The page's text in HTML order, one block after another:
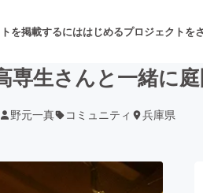
を掲載するにははじめるプロジェクトを
生さんと一緒に
野元一真 コミュニティ 兵庫県